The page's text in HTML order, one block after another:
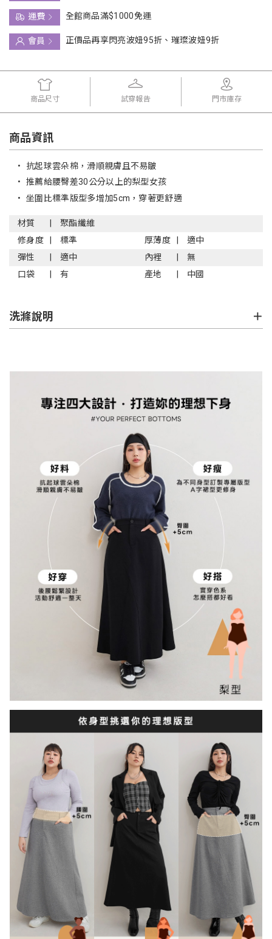
運費
全館商品滿$1000免運
會員
正價品再享閃亮波妞95折、璀璨波妞9折
商品尺寸 試穿報告 門市庫存
商品資訊
• 抗起球雲朵棉，滑順親膚且不易皺
• 推薦給腰臀差30公分以上的梨型女孩
• 坐圍比標準版型多增加5cm，穿著更舒適
材質
聚酯纖維
修身度
標準 厚薄度
適中
彈性
適中 內裡
無
口袋
有 產地 中國
洗滌說明